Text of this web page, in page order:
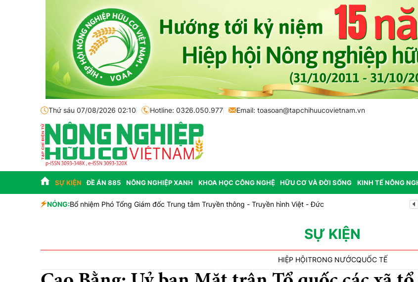
Thứ sáu 07/08/2026 02:10 Hotline: 0326.050.977 Email: toasoan@tapchihuucovietnam.vn
SỰ KIỆN ĐỀ ÁN 885 NÔNG NGHIỆP XANH KHOA HỌC CÔNG NGHỆ HỮU CƠ VÀ ĐỜI SỐNG KINH TẾ NÔNG
NÓNG:Bổ nhiệm Phó Tổng Giám đốc Trung tâm Truyền thông - Truyền hình Việt - Đức Lễ
SỰ KIỆN
HIỆP HỘITRONG NƯỚCQUỐC TẾ